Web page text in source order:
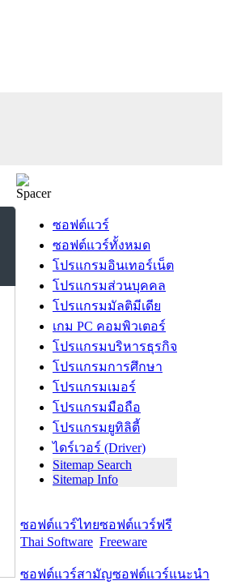
ซอฟต์แวร์
ซอฟต์แวร์ทั้งหมด
โปรแกรมอินเทอร์เน็ต
โปรแกรมส่วนบุคคล
โปรแกรมมัลติมีเดีย
เกม PC คอมพิวเตอร์
โปรแกรมบริหารธุรกิจ
โปรแกรมการศึกษา
โปรแกรมเมอร์
โปรแกรมมือถือ
โปรแกรมยูทิลิตี้
ไดร์เวอร์ (Driver)
Sitemap Search
Sitemap Info
ซอฟต์แวร์ไทย
Thai Software
ซอฟต์แวร์ฟรี
Freeware
ซอฟต์แวร์สามัญซอฟต์แวร์แนะนำ